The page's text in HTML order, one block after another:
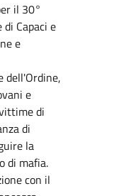
il 30°
Capaci e
e
dell'Ordine,
e
di
di
la
di mafia.
con il